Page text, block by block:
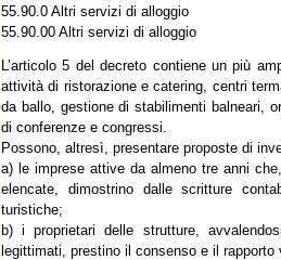
55.90.0 Altri servizi di alloggio
55.90.00 Altri servizi di alloggio
L’articolo 5 del decreto contiene un più
attività di ristorazione e catering, centri
da ballo, gestione di stabilimenti balneari,
di conferenze e congressi.
Possono, altresì, presentare proposte di
a) le imprese attive da almeno tre anni
elencate, dimostrino dalle scritture
turistiche;
b) i proprietari delle strutture,
legittimati, prestino il consenso e il